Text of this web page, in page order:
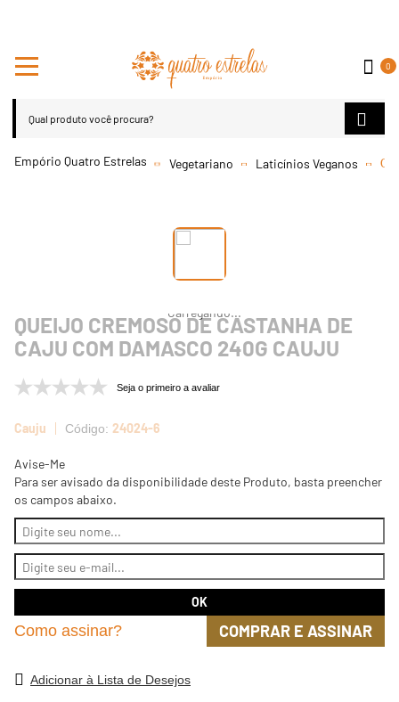
0
Vegetariano Laticínios Veganos
QUEIJO CREMOSO DE CASTANHA DE
CAJU COM DAMASCO 240G CAUJU
Seja o primeiro a avaliar
Cauju 24024-6
Avise-Me
Para ser avisado da disponibilidade deste Produto, basta preencher
os campos abaixo.
Como assinar? COMPRAR E ASSINAR
Adicionar à Lista de Desejos